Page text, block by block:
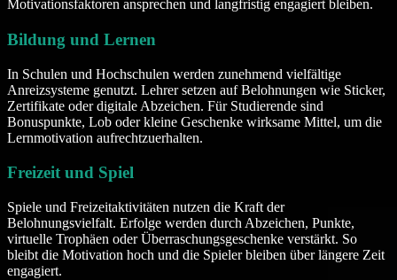
Motivationsfaktoren ansprechen und langfristig engagiert bleiben.
Bildung und Lernen
In Schulen und Hochschulen werden zunehmend vielfältige
Anreizsysteme genutzt. Lehrer setzen auf Belohnungen wie Sticker,
Zertifikate oder digitale Abzeichen. Für Studierende sind
Bonuspunkte, Lob oder kleine Geschenke wirksame Mittel, um die
Lernmotivation aufrechtzuerhalten.
Freizeit und Spiel
Spiele und Freizeitaktivitäten nutzen die Kraft der
Belohnungsvielfalt. Erfolge werden durch Abzeichen, Punkte,
virtuelle Trophäen oder Überraschungsgeschenke verstärkt. So
bleibt die Motivation hoch und die Spieler bleiben über längere Zeit
engagiert.